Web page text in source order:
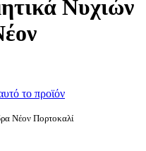
Νυχιών
το προϊόν
Νέον Πορτοκαλί